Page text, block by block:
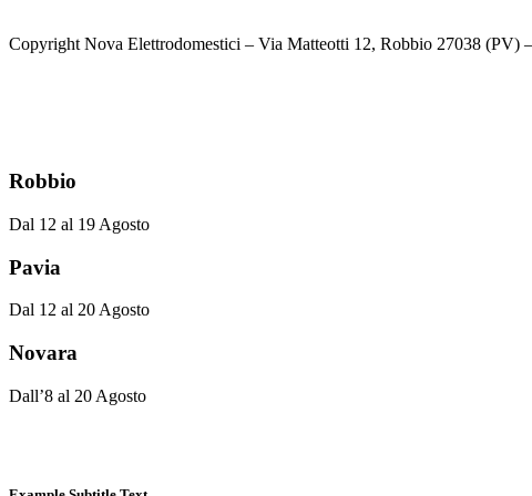
originale
era:
attuale
è:
Copyright Nova Elettrodomestici – Via Matteotti 12, Robbio 27038 (PV)
Robbio
Dal 12 al 19 Agosto
Pavia
Dal 12 al 20 Agosto
Novara
Dall’8 al 20 Agosto